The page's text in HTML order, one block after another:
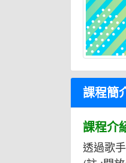
課程簡
課程介
透過歌